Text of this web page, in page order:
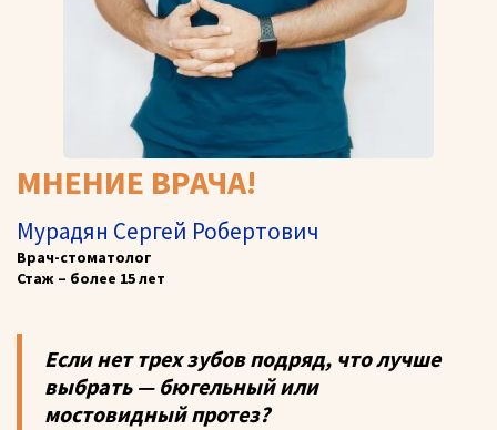
МНЕНИЕ ВРАЧА!
Мурадян Сергей Робертович
Врач-стоматолог
Стаж – более 15 лет
Если нет трех зубов подряд, что лучше
выбрать — бюгельный или
мостовидный протез?